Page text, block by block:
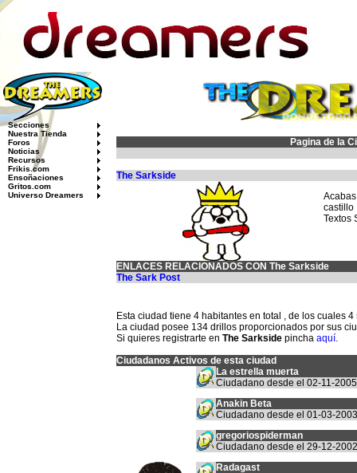
Secciones
Nuestra Tienda
Foros
Noticias
Recursos
Frikis.com
Ensoñaciones
Gritos.com
Universo Dreamers
Pagina de la
The Sarkside
Textos
ENLACES RELACIONADOS CON The Sarkside
The Sark Post
Esta ciudad tiene 4 habitantes en total , de los cuales
La ciudad posee 134 drillos proporcionados por sus
Si quieres registrarte en The Sarkside pincha aquí.
Ciudadanos Activos de esta ciudad
La estrella muerta
Ciudadano desde el 02-11-2005
Anakin Beta
Ciudadano desde el 01-03-2003
gregoriospiderman
Ciudadano desde el 29-12-2002
Radagast